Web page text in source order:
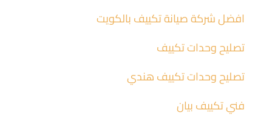
افضل شركة صيانة تكييف بالكويت
تصليح وحدات تكييف
تصليح وحدات تكييف هندي
فني تكييف بيان